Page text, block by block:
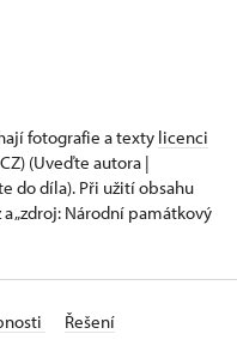
fotografie a texty licenci
(Uveďte autora |
do díla). Při užití obsahu
„zdroj: Národní památkový
Řešení